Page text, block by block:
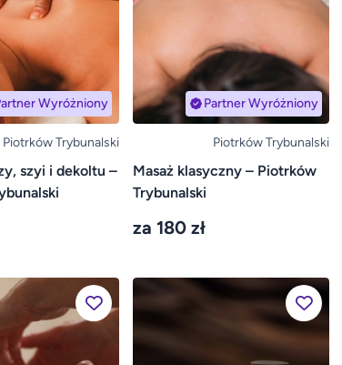
Wyróżniony
Piotrków Trybunalski
szyi i dekoltu –
Partner Wyróżniony
Piotrków Trybunalski
Masaż klasyczny – Piotrków
Trybunalski
za 180 zł